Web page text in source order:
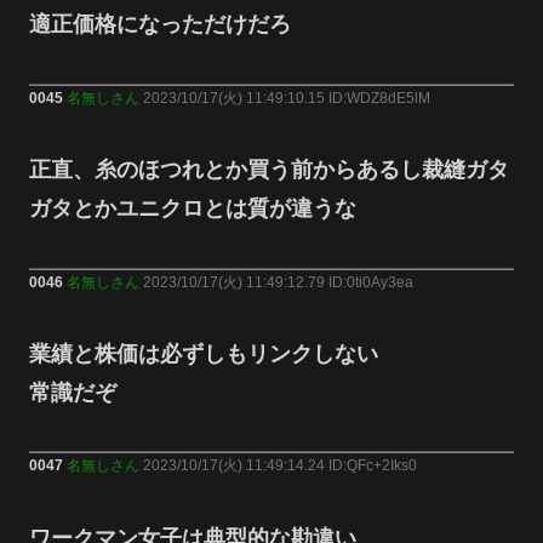
適正価格になっただけだろ
0045 名無しさん 2023/10/17(火) 11:49:10.15 ID:WDZ8dE5lM
正直、糸のほつれとか買う前からあるし裁縫ガタ
ガタとかユニクロとは質が違うな
0046 名無しさん 2023/10/17(火) 11:49:12.79 ID:0ti0Ay3ea
業績と株価は必ずしもリンクしない
常識だぞ
0047 名無しさん 2023/10/17(火) 11:49:14.24 ID:QFc+2Iks0
ワークマン女子は典型的な勘違い